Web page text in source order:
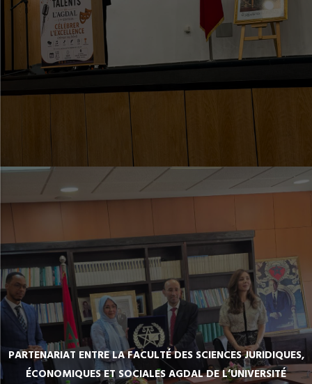
PARTENARIAT ENTRE LA FACULTÉ DES SCIENCES JURIDIQUES,
ÉCONOMIQUES ET SOCIALES AGDAL DE L’UNIVERSITÉ